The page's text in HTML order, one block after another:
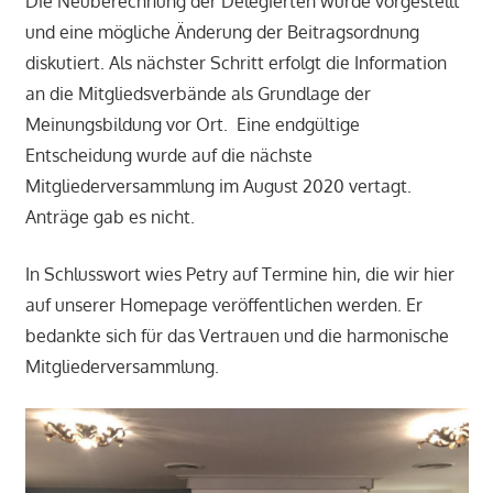
und eine mögliche Änderung der Beitragsordnung
diskutiert. Als nächster Schritt erfolgt die Information
an die Mitgliedsverbände als Grundlage der
Meinungsbildung vor Ort. Eine endgültige
Entscheidung wurde auf die nächste
Mitgliederversammlung im August 2020 vertagt.
Anträge gab es nicht.
In Schlusswort wies Petry auf Termine hin, die wir hier
auf unserer Homepage veröffentlichen werden. Er
bedankte sich für das Vertrauen und die harmonische
Mitgliederversammlung.